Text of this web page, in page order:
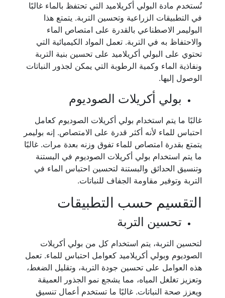
تُستخدم مادة البولي أكريلاميد التي تحتفظ بالماء غالبًا
في التطبيقات الزراعية وتحسين التربة. يتمتع هذا
البوليمر الاصطناعي بالقدرة على امتصاص الماء
والاحتفاظ به في التربة. تعمل المواد الكيميائية التي
تحتوي على البولي أكريلاميد على تحسين بنية التربة
ونفاذية الماء وكمية الرطوبة التي يمكن لجذور النباتات
الوصول إليها.
بولي أكريلات الصوديوم
غالبًا ما يتم استخدام بولي أكريلات الصوديوم كعامل
احتباس للماء لأنه أكثر قدرة على الامتصاص. إنه بوليمر
يتمتع بقدرة امتصاص للماء تفوق وزنه بعدة مرات. غالبًا
ما يتم استخدام بولي أكريلات الصوديوم في البستنة
وتنسيق الحدائق والبستنة لتحسين احتباس الماء في
التربة وتوفير مقاومة الجفاف للنباتات.
التقسيم حسب التطبيقات
تحسين التربة
لتحسين التربة، يتم استخدام كل من بولي أكريلات
الصوديوم وبولي أكريلاميد كعوامل احتباس للماء. تعمل
هذه العوامل على تحسين جودة التربة، وتقليل الضغط،
وتعزيز تغلغل المياه، مما يشجع نمو الجذور العميقة
ويعزز صحة النباتات. غالبًا ما تستخدم أعمال تنسيق